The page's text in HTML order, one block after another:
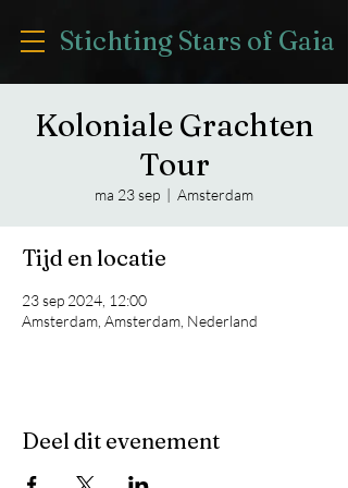
Stichting Stars of Gaia
Koloniale Grachten
Tour
ma 23 sep
  |
Amsterdam
Tijd en locatie
23 sep 2024, 12:00
Amsterdam, Amsterdam, Nederland
Deel dit evenement